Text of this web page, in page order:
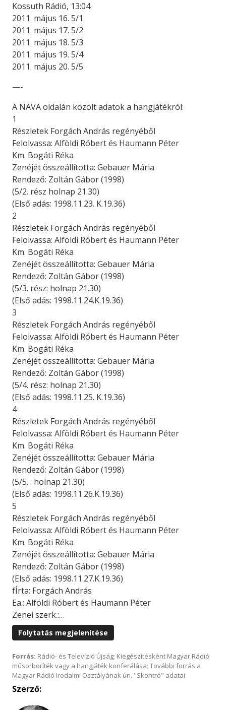
Kossuth Rádió, 13:04
2011. május 16. 5/1
2011. május 17. 5/2
2011. május 18. 5/3
2011. május 19. 5/4
2011. május 20. 5/5
—-
A NAVA oldalán közölt adatok a hangjátékról:
1
Részletek Forgách András regényéből
Felolvassa: Alföldi Róbert és Haumann Péter
Km. Bogáti Réka
Zenéjét összeállította: Gebauer Mária
Rendező: Zoltán Gábor (1998)
(5/2. rész holnap 21.30)
(Első adás: 1998.11.23. K.19.36)
2
Részletek Forgách András regényéből
Felolvassa: Alföldi Róbert és Haumann Péter
Km. Bogáti Réka
Zenéjét összeállította: Gebauer Mária
Rendező: Zoltán Gábor (1998)
(5/3. rész: holnap 21.30)
(Első adás: 1998.11.24.K.19.36)
3
Részletek Forgách András regényéből
Felolvassa: Alföldi Róbert és Haumann Péter
Km. Bogáti Réka
Zenéjét összeállította: Gebauer Mária
Rendező: Zoltán Gábor (1998)
(5/4. rész: holnap 21.30)
(Első adás: 1998.11.25. K.19.36)
4
Részletek Forgách András regényéből
Felolvassa: Alföldi Róbert és Haumann Péter
Km. Bogáti Réka
Zenéjét összeállította: Gebauer Mária
Rendező: Zoltán Gábor (1998)
(5/5. : holnap 21.30)
(Első adás: 1998.11.26.K.19.36)
5
Részletek Forgách András regényéből
Felolvassa: Alföldi Róbert és Haumann Péter
Km. Bogáti Réka
Zenéjét összeállította: Gebauer Mária
Rendező: Zoltán Gábor (1998)
(Első adás: 1998.11.27.K.19.36)
fÍrta: Forgách András
Ea.: Alföldi Róbert és Haumann Péter
Zenei szerk.:…
Folytatás megjelenítése
Forrás: Rádió- és Televízió Újság; Kiegészítésként Magyar Rádió
műsorboríték vagy a hangjáték konferálása; További forrás a
Magyar Rádió Irodalmi Osztályának ún. "Skontró" adatai
Szerző: